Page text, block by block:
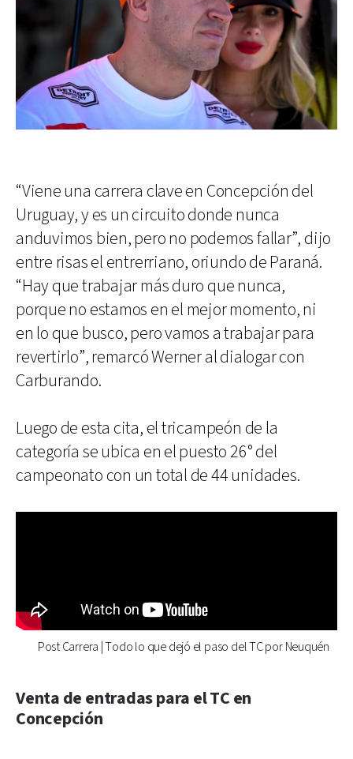
“Viene una carrera clave en Concepción del
Uruguay, y es un circuito donde nunca
anduvimos bien, pero no podemos fallar”, dijo
entre risas el entrerriano, oriundo de Paraná.
“Hay que trabajar más duro que nunca,
porque no estamos en el mejor momento, ni
en lo que busco, pero vamos a trabajar para
revertirlo”, remarcó Werner al dialogar con
Carburando.
Luego de esta cita, el tricampeón de la
categoría se ubica en el puesto 26° del
campeonato con un total de 44 unidades.
Post Carrera | Todo lo que dejó el paso del TC por Neuquén
Venta de entradas para el TC en
Concepción